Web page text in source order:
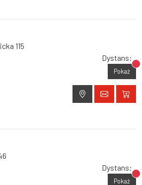
115
Dystans:
Pokaż
Dystans:
Pokaż